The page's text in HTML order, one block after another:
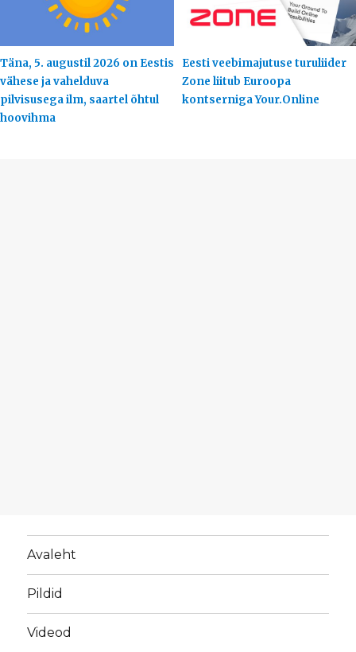
Täna, 5. augustil 2026 on Eestis
vähese ja vahelduva
pilvisusega ilm, saartel õhtul
hoovihma
Eesti veebimajutuse turuliider
Zone liitub Euroopa
kontserniga Your.Online
Avaleht
Pildid
Videod